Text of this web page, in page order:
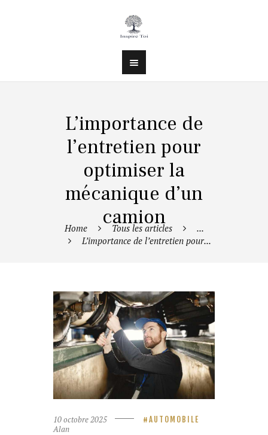
L’importance de
l’entretien pour
optimiser la
mécanique d’un
camion
Home Tous les articles
...
L’importance de l’entretien pour...
10 octobre 2025 AUTOMOBILE
Alan